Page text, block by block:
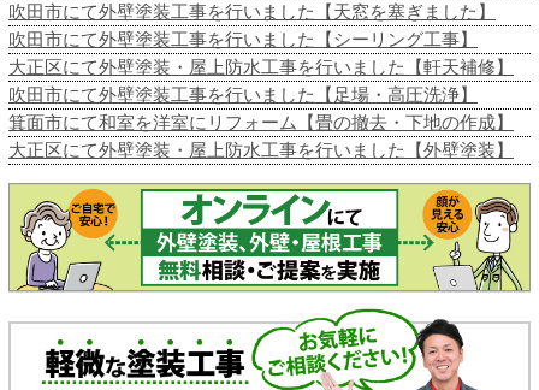
吹田市にて外壁塗装工事を行いました【天窓を塞ぎました】
吹田市にて外壁塗装工事を行いました【シーリング工事】
大正区にて外壁塗装・屋上防水工事を行いました【軒天補修】
吹田市にて外壁塗装工事を行いました【足場・高圧洗浄】
箕面市にて和室を洋室にリフォーム【畳の撤去・下地の作成】
大正区にて外壁塗装・屋上防水工事を行いました【外壁塗装】